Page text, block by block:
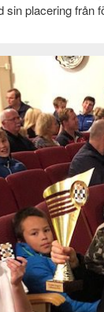
sin placering från